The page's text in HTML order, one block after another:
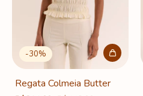
-30%
Regata Colmeia Butter